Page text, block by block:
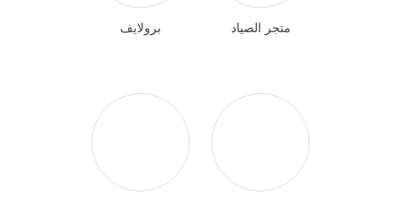
متجر الصياد برولايف